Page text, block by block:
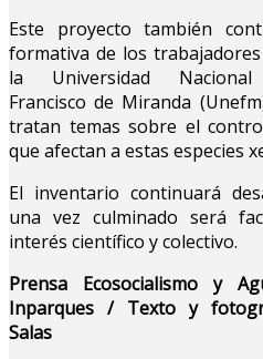
Este proyecto también
formativa de los
la Universidad Nacional
Francisco de Miranda
tratan temas sobre el
que afectan a estas especies
El inventario continuará
una vez culminado será
interés científico y colectivo.
Prensa Ecosocialismo y
Inparques / Texto y
Salas